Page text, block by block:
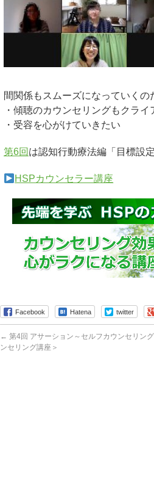
間関係もスムーズになっていくの
・傾聴のカウンセリングもクラ
・受容を心がけていきたい
第6回 は認知行動療法編「目標設定
HSPカウンセラー講座
Facebook Hatena twitter
← 第4回 アサーション～セルフカウンセリン
ンセリング講座＞